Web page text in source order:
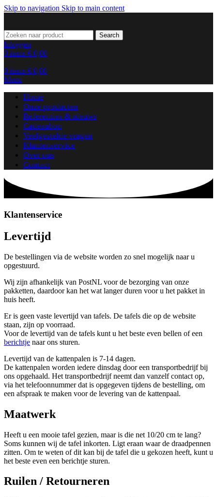
Skip to navigation Skip to main content
Search
Inloggen
0 items € 0,00
0 items € 0,00
Menu
Home
Onze producten
Referenties & nieuws
Cadeaubon
Veelgestelde vragen
Klantenservice
Over ons
Contact
Klantenservice
Levertijd
De bestellingen via de website worden zo snel mogelijk naar u
opgestuurd.
Wij zijn afhankelijk van PostNL voor de bezorging van onze
pakketten, daardoor kan het wat langer duren voor u het pakket in
huis heeft.
Er is geen vaste levertijd van tafels. De tafels die op de website
staan, zijn op voorraad.
Voor de levertijd van de tafels kunt u het beste even bellen of een
berichtje naar ons sturen.
Levertijd van de kattenpalen is 7-14 dagen.
De kattenpalen worden iedere dinsdag door een transportbedrijf bij
ons opgehaald. Het transportbedrijf neemt dan vanzelf contact op,
via het telefoonnummer dat is opgegeven tijdens de bestelling, om
een afspraak te maken voor de levering van de kattenpaal.
Maatwerk
Heeft u een mooie tafel gezien, maar is die net 10/20 cm te lang?
Soms kunnen wij de tafel inkorten. Ligt eraan waar de draadpennen
zitten. Om te weten of dit kan bij de tafel die u gekozen heeft, kunt u
het beste even een berichtje sturen.
Ruilen / Retourneren